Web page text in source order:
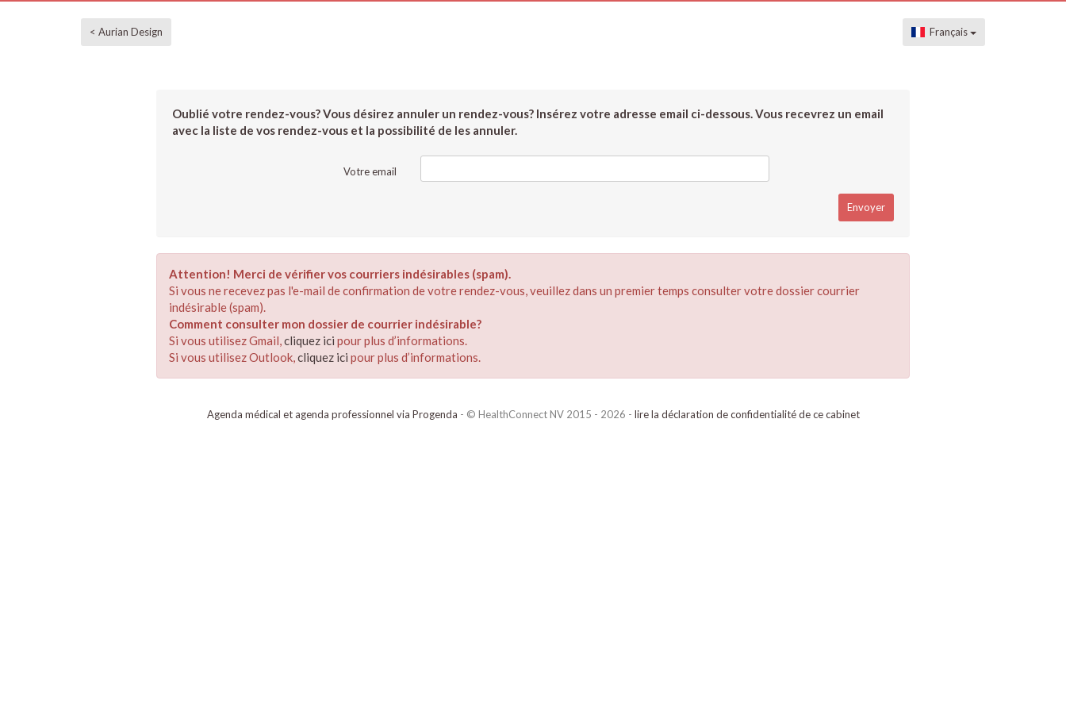
< Aurian Design Français
Oublié votre rendez-vous? Vous désirez annuler un rendez-vous? Insérez votre adresse email ci-dessous. Vous recevrez un email
avec la liste de vos rendez-vous et la possibilité de les annuler.
Votre email
Attention! Merci de vérifier vos courriers indésirables (spam).
Si vous ne recevez pas l'e-mail de confirmation de votre rendez-vous, veuillez dans un premier temps consulter votre dossier courrier
indésirable (spam).
Comment consulter mon dossier de courrier indésirable?
Si vous utilisez Gmail,cliquez ici pour plus d’informations.
Si vous utilisez Outlook,cliquez ici pour plus d’informations.
Agenda médical et agenda professionnel via Progenda - © HealthConnect NV 2015 - 2026 - lire la déclaration de confidentialité de ce cabinet